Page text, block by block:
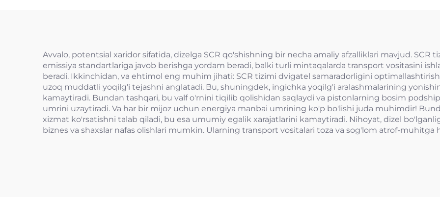
Avvalo, potentsial xaridor sifatida, dizelga SCR qo'shishning bir necha amaliy afzalliklari mavjud.
emissiya standartlariga javob berishga yordam beradi, balki turli mintaqalarda transport vositasini
beradi. Ikkinchidan, va ehtimol eng muhim jihati: SCR tizimi dvigatel samaradorligini
uzoq muddatli yoqilg'i tejashni anglatadi. Bu, shuningdek, ingichka yoqilg'i aralashmalarining
kamaytiradi. Bundan tashqari, bu valf o'rnini tiqilib qolishidan saqlaydi va pistonlarning bosim
umrini uzaytiradi. Va har bir mijoz uchun energiya manbai umrining ko'p bo'lishi juda muhimdir!
xizmat ko'rsatishni talab qiladi, bu esa umumiy egalik xarajatlarini kamaytiradi. Nihoyat, dizel
biznes va shaxslar nafas olishlari mumkin. Ularning transport vositalari toza va sog'lom atrof-muhitga